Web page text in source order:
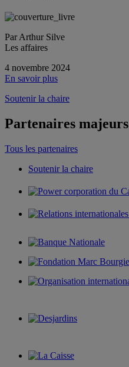
Par Arthur Silve
Les affaires
4 novembre 2024
En savoir plus
Soutenir la chaire
Partenaires majeurs
Tous les partenaires
Soutenir la chaire